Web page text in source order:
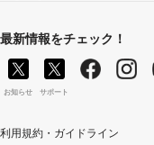
最新情報をチェック！
お知らせ サポート
利用規約・ガイドライン